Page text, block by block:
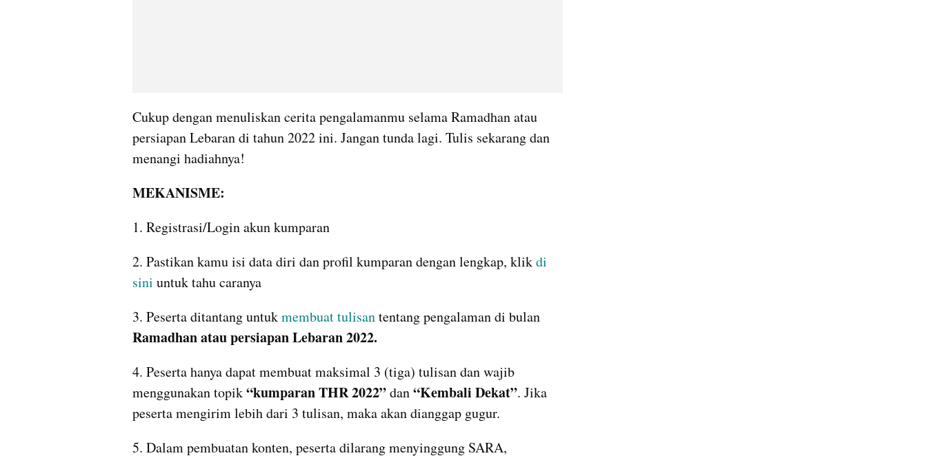
Cukup dengan menuliskan cerita pengalamanmu selama Ramadhan atau
persiapan Lebaran di tahun 2022 ini. Jangan tunda lagi. Tulis sekarang dan
menangi hadiahnya!
MEKANISME:
1. Registrasi/Login akun kumparan
2. Pastikan kamu isi data diri dan profil kumparan dengan lengkap, klik di
sini untuk tahu caranya
3. Peserta ditantang untuk membuat tulisan
Ramadhan atau persiapan Lebaran 2022.
4. Peserta hanya dapat membuat maksimal 3 (tiga) tulisan dan wajib
menggunakan topik “kumparan THR 2022” dan “Kembali Dekat”. Jika
peserta mengirim lebih dari 3 tulisan, maka akan dianggap gugur.
5. Dalam pembuatan konten, peserta dilarang menyinggung SARA,